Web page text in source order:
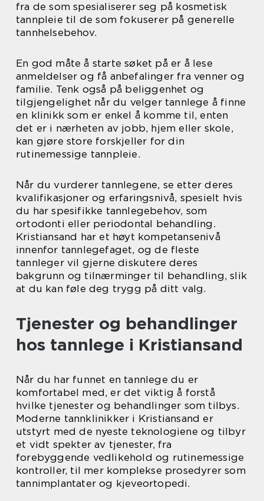
fra de som spesialiserer seg på kosmetisk
tannpleie til de som fokuserer på generelle
tannhelsebehov.
En god måte å starte søket på er å lese
anmeldelser og få anbefalinger fra venner og
familie. Tenk også på beliggenhet og
tilgjengelighet når du velger tannlege å finne
en klinikk som er enkel å komme til, enten
det er i nærheten av jobb, hjem eller skole,
kan gjøre store forskjeller for din
rutinemessige tannpleie.
Når du vurderer tannlegene, se etter deres
kvalifikasjoner og erfaringsnivå, spesielt hvis
du har spesifikke tannlegebehov, som
ortodonti eller periodontal behandling.
Kristiansand har et høyt kompetansenivå
innenfor tannlegefaget, og de fleste
tannleger vil gjerne diskutere deres
bakgrunn og tilnærminger til behandling, slik
at du kan føle deg trygg på ditt valg.
Tjenester og behandlinger
hos tannlege i Kristiansand
Når du har funnet en tannlege du er
komfortabel med, er det viktig å forstå
hvilke tjenester og behandlinger som tilbys.
Moderne tannklinikker i Kristiansand er
utstyrt med de nyeste teknologiene og tilbyr
et vidt spekter av tjenester, fra
forebyggende vedlikehold og rutinemessige
kontroller, til mer komplekse prosedyrer som
tannimplantater og kjeveortopedi.